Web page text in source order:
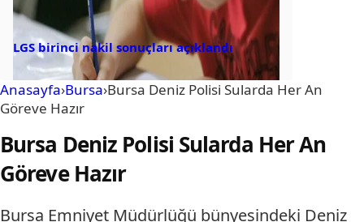
LGS birinci nakil sonuçları açıklandı
Anasayfa›Bursa›Bursa Deniz Polisi Sularda Her An
Göreve Hazır
Bursa Deniz Polisi Sularda Her An
Göreve Hazır
Bursa Emniyet Müdürlüğü bünyesindeki Deniz